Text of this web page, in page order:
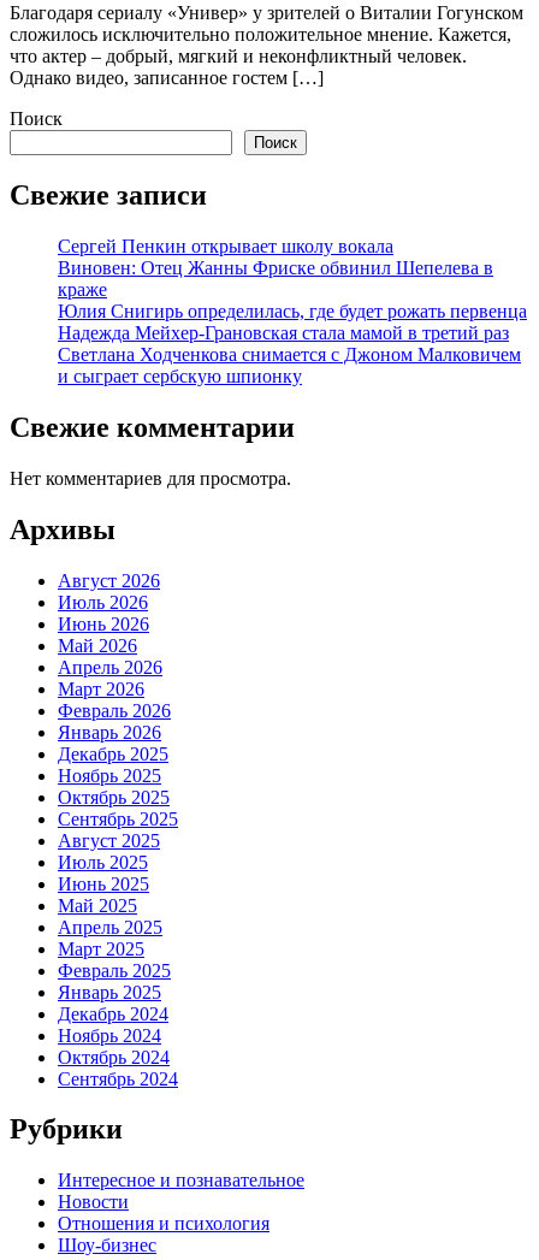
Благодаря сериалу «Универ» у зрителей о Виталии Гогунском
сложилось исключительно положительное мнение. Кажется,
что актер – добрый, мягкий и неконфликтный человек.
Однако видео, записанное гостем […]
Поиск
Поиск
Свежие записи
Сергей Пенкин открывает школу вокала
Виновен: Отец Жанны Фриске обвинил Шепелева в
краже
Юлия Снигирь определилась, где будет рожать первенца
Надежда Мейхер-Грановская стала мамой в третий раз
Светлана Ходченкова снимается с Джоном Малковичем
и сыграет сербскую шпионку
Свежие комментарии
Нет комментариев для просмотра.
Архивы
Август 2026
Июль 2026
Июнь 2026
Май 2026
Апрель 2026
Март 2026
Февраль 2026
Январь 2026
Декабрь 2025
Ноябрь 2025
Октябрь 2025
Сентябрь 2025
Август 2025
Июль 2025
Июнь 2025
Май 2025
Апрель 2025
Март 2025
Февраль 2025
Январь 2025
Декабрь 2024
Ноябрь 2024
Октябрь 2024
Сентябрь 2024
Рубрики
Интересное и познавательное
Новости
Отношения и психология
Шоу-бизнес